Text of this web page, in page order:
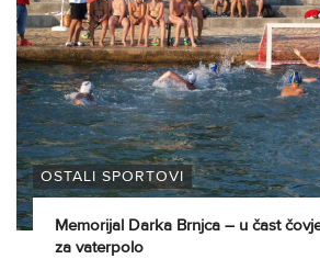
OSTALI SPORTOVI
Memorijal Darka Brnjca – u čast
za vaterpolo